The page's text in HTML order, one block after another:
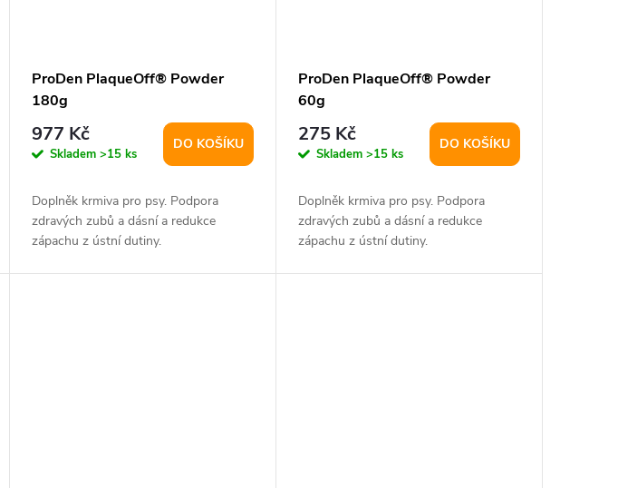
ProDen PlaqueOff® Powder
180g
977 Kč
Skladem >15 ks
DO KOŠÍKU
Doplněk krmiva pro psy. Podpora
zdravých zubů a dásní a redukce
zápachu z ústní dutiny.
ProDen PlaqueOff® Powder
60g
275 Kč
Skladem >15 ks
DO KOŠÍKU
Doplněk krmiva pro psy. Podpora
zdravých zubů a dásní a redukce
zápachu z ústní dutiny.